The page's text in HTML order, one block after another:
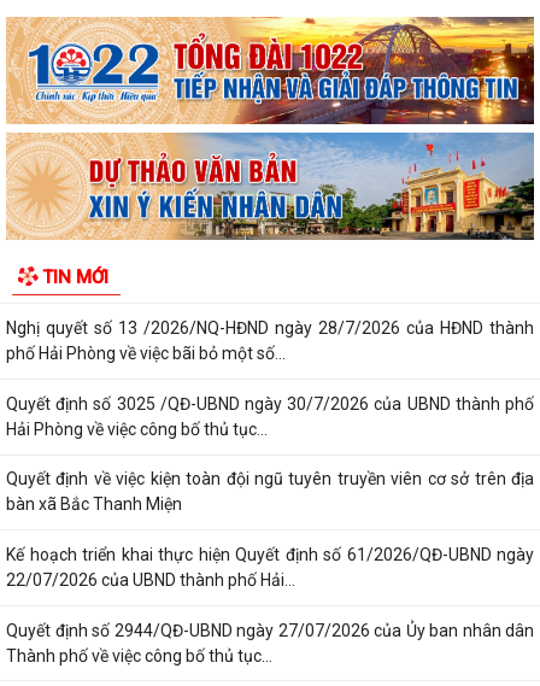
TIN MỚI
Công văn phối hợp triển khai các hoạt động trước khi ngừng hoạt động
mạng thông tin di động công...
Nghị quyết số 12/2026/NQ-HĐND ngày 28/7/2026 của Hội đồng nhân
dân thành phố quy định về lệ phí...
Hội Nông dân thành phố Hải Phòng phối hợp với Ban chỉ đạo hoạt động
hè xã tổ chức trao quà và tập...
kỳ 2026 - 2031
Nghị quyết số 13 /2026/NQ-HĐND ngày 28/7/2026 của HĐND thành
phố Hải Phòng về việc bãi bỏ một số...
Quyết định số 3025 /QĐ-UBND ngày 30/7/2026 của UBND thành phố
Hải Phòng về việc công bố thủ tục...
Quyết định về việc kiện toàn đội ngũ tuyên truyền viên cơ sở trên địa
bàn xã Bắc Thanh Miện
Kế hoạch triển khai thực hiện Quyết định số 61/2026/QĐ-UBND ngày
22/07/2026 của UBND thành phố Hải...
Quyết định số 2944/QĐ-UBND ngày 27/07/2026 của Ủy ban nhân dân
Thành phố về việc công bố thủ tục...